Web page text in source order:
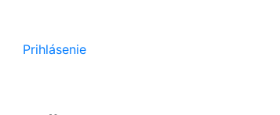
Prihlásenie